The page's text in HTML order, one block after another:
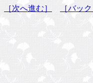
［次へ進む］ ［バック